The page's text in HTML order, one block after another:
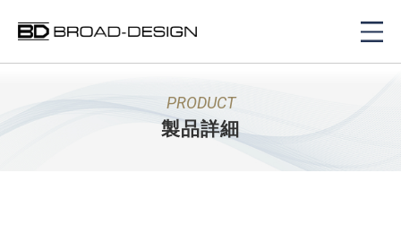
PRODUCT
製品詳細